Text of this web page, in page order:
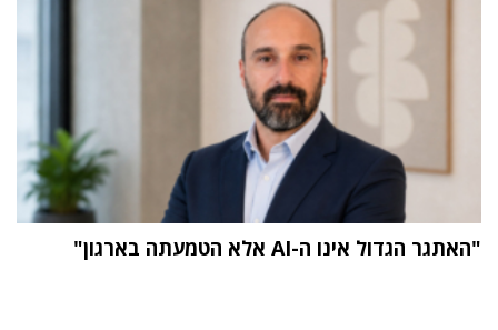
"האתגר הגדול אינו ה-AI אלא הטמעתה בארגון"